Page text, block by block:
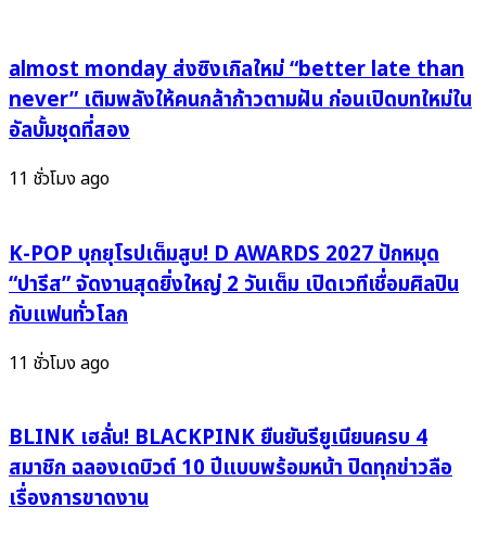
หัวใจ!
“V3RSE”
คัม
แบค
สุด
เอต
ดึง
“Pigkaploy”
ร่วม
ถ่าย
ทอด
คอม
รัก
สุด
จี๊ด
หยอกๆ”
ซิงเกิล
ใหม่
น่า
เนื้อ
หา
แซ่
บ
โดน
แอบ
รัก
แบบ
เนียน
almost monday ส่งซิงเกิลใหม่ “better late than
never” เติมพลังให้คนกล้าก้าวตามฝัน ก่อนเปิดบทใหม่ใน
อัลบั้มชุดที่สอง
11 ชั่วโมง ago
K-POP บุกยุโรปเต็มสูบ! D AWARDS 2027 ปักหมุด
“ปารีส” จัดงานสุดยิ่งใหญ่ 2 วันเต็ม เปิดเวทีเชื่อมศิลปิน
กับแฟนทั่วโลก
11 ชั่วโมง ago
BLINK เฮลั่น! BLACKPINK ยืนยันรียูเนียนครบ 4
สมาชิก ฉลองเดบิวต์ 10 ปีแบบพร้อมหน้า ปิดทุกข่าวลือ
เรื่องการขาดงาน